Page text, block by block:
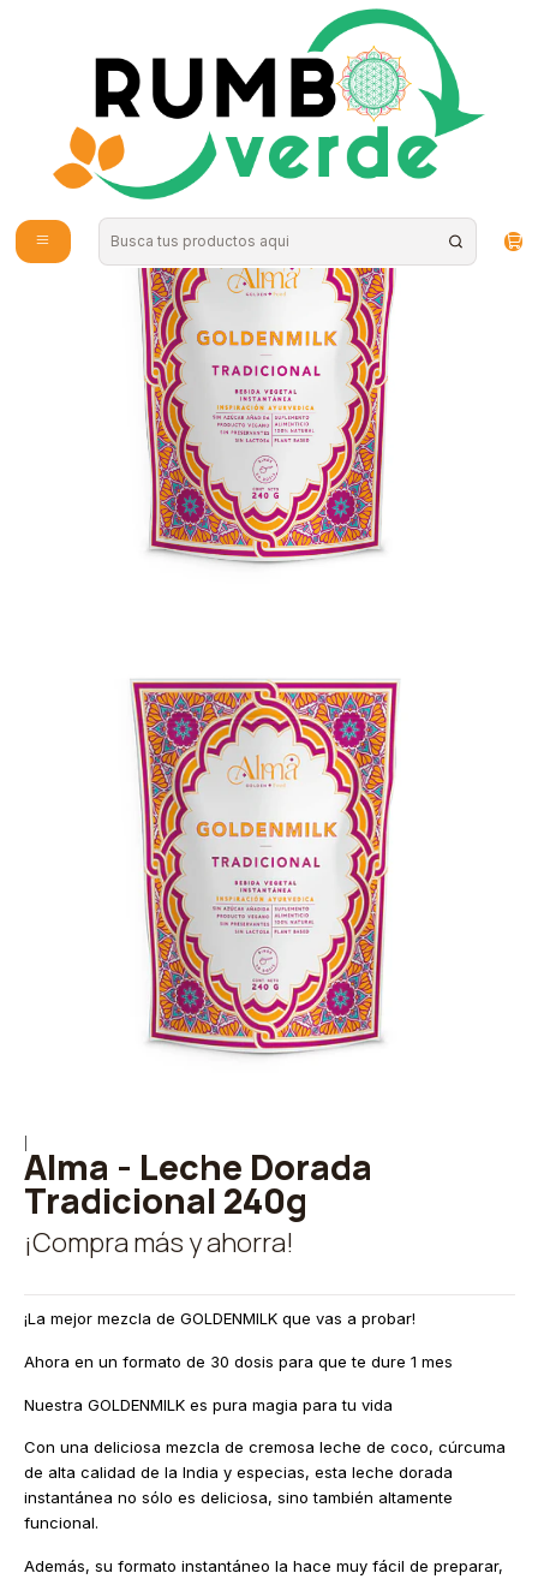
Envío gratis por compras sobre los 59.990 en la provincia de Santiago
Superalimentos en Polvo
Alma - Leche Dorada
Tradicional 240g
¡Compra más y ahorra!
¡La mejor mezcla de GOLDENMILK que vas a probar!
Ahora en un formato de 30 dosis para que te dure 1 mes
Nuestra GOLDENMILK es pura magia para tu vida
Con una deliciosa mezcla de cremosa leche de coco, cúrcuma
de alta calidad de la India y especias, esta leche dorada
instantánea no sólo es deliciosa, sino también altamente
funcional.
Además, su formato instantáneo la hace muy fácil de preparar,